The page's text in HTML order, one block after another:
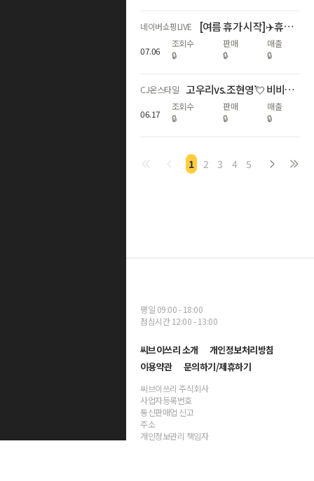
네이버쇼핑LIVE [여름 휴가 시작]✈️휴가 짐은 이걸로 끝! 🧳코르딕스 캐리어
07.06
조회수
🔒
판매
🔒
매출
🔒
CJ온스타일 고우리vs.조현영💘 비비안 69주년 특집! 방송 중에만 1세트 더 증정
06.17
조회수
🔒
판매
🔒
매출
🔒
1 2 3 4 5
평일 09:00 - 18:00
점심시간 12:00 - 13:00
씨브이쓰리 소개
개인정보처리방침
이용약관
문의하기/제휴하기
씨브이쓰리 주식회사
사업자등록번호
통신판매업 신고
주소
개인정보관리 책임자